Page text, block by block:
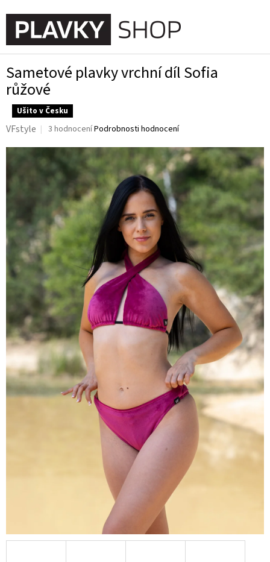
na
obsah
Sametové plavky vrchní díl Sofia
růžové
Ušito v Česku
Průměrné
produktu
je
4,3
z
hvězdiček.
3 hodnoceníPodrobnosti hodnocení
VFstyle